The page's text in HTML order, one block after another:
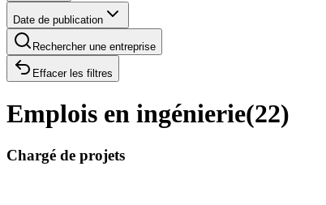
Date de publication
Rechercher une entreprise
Effacer les filtres
Emplois en ingénierie(22)
Chargé de projets